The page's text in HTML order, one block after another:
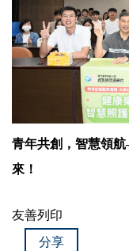
青年共創，智慧領
來！
友善列印
分享